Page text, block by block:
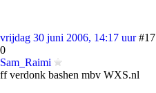
vrijdag 30 juni 2006, 14:17 uur #17
0
Sam_Raimi
ff verdonk bashen mbv WXS.nl